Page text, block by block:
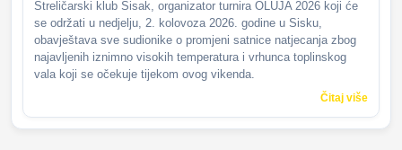
Streličarski klub Sisak, organizator turnira OLUJA 2026 koji će
se održati u nedjelju, 2. kolovoza 2026. godine u Sisku,
obavještava sve sudionike o promjeni satnice natjecanja zbog
najavljenih iznimno visokih temperatura i vrhunca toplinskog
vala koji se očekuje tijekom ovog vikenda.
Čitaj više